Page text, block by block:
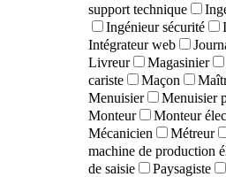
support technique
Ingénieur sécurité
Intégrateur web
Livreur
Magasinier
cariste
Maçon
Menuisier
Menuisier
Monteur
Monteur
Mécanicien
Métreur
machine de production
de saisie
Paysagiste